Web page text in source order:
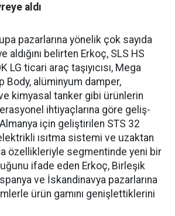
aldı
pazar­larına yönelik çok sayıda
aldığını belirten Erkoç, SLS HS
LG ticari araç taşıyıcısı, Mega
Body, alüminyum damper,
kimyasal tanker gibi ürünlerin
ihtiyaçlarına göre geliş­
için geliştirilen STS 32
ısıtma siste­mi ve uzaktan
özellikleriyle segmentinde yeni bir
ifade eden Erkoç, Birleşik
ve İskan­dinavya pazarlarına
ürün gamını geniş­lettiklerini